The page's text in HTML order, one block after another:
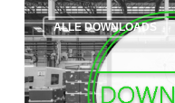
Ersteinrichtung:
Zebra
TC25
ALLE DOWNLOADS